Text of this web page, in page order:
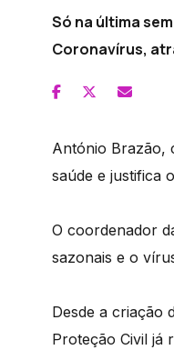
Só na última
Coronavírus,
António Brazão,
saúde e justifica
O coordenador
sazonais e o
Desde a criação
Proteção Civil já